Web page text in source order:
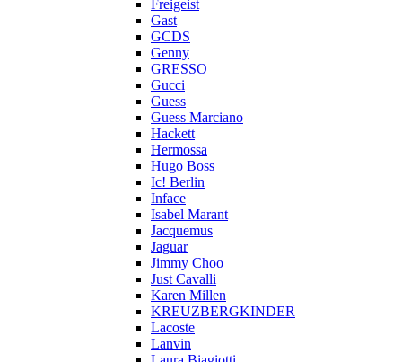
Freigeist
Gast
GCDS
Genny
GRESSO
Gucci
Guess
Guess Marciano
Hackett
Hermossa
Hugo Boss
Ic! Berlin
Inface
Isabel Marant
Jacquemus
Jaguar
Jimmy Choo
Just Cavalli
Karen Millen
KREUZBERGKINDER
Lacoste
Lanvin